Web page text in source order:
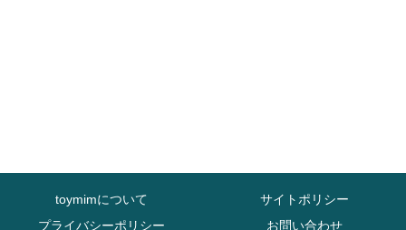
toymimについて
サイトポリシー
プライバシーポリシー
お問い合わせ